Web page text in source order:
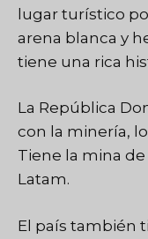
lugar turístico
arena blanca y
tiene una rica
La República
con la minería,
Tiene la mina
Latam.
El país también